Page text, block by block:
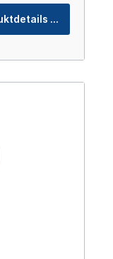
Produktdetails